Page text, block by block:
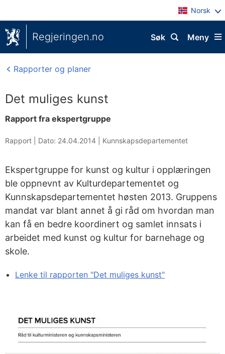
Norsk
Regjeringen.no Meny
Søk
Rapporter og planer
Det muliges kunst
Rapport fra ekspertgruppe
Rapport | Dato: 24.04.2014 Kunnskapsdepartementet
Ekspertgruppe for kunst og kultur i opplæringen
ble oppnevnt av Kulturdepartementet og
Kunnskapsdepartementet høsten 2013. Gruppens
mandat var blant annet å gi råd om hvordan man
kan få en bedre koordinert og samlet innsats i
arbeidet med kunst og kultur for barnehage og
skole.
Lenke til rapporten "Det muliges kunst"